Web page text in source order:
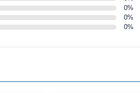
0%
0%
0%